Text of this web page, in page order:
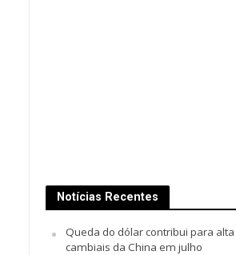
Notícias Recentes
Queda do dólar contribui para
cambiais da China em julho